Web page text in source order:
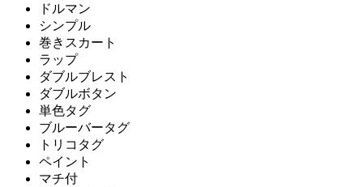
ドルマン
シンプル
巻きスカート
ラップ
ダブルブレスト
ダブルボタン
単色タグ
ブルーバータグ
トリコタグ
ペイント
マチ付